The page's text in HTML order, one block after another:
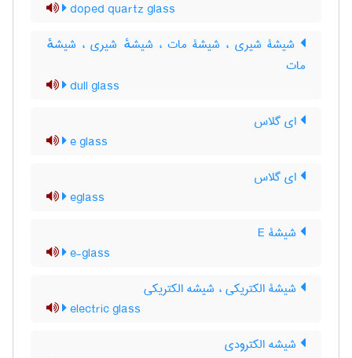
doped quartz glass
شیشۀ شیری ، شیشۀ مات ، شیشهٔ شیری ، شیشهٔ
مات
dull glass
ای گلاس
e glass
ای گلاس
eglass
شیشۀ E
e-glass
شیشۀ الکتریکی ، شیشه الکتریکی
electric glass
شیشه الکترودی